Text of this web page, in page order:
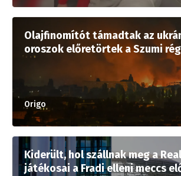
Olajfinomítót támadtak az
oroszok előretörtek a Szumi
Origo
Kiderült, hol szállnak meg a
játékosai a Fradi elleni meccs